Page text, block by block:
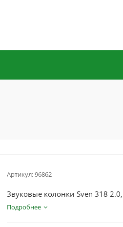
Артикул:96862
Звуковые колонки Sven 318
Подробнее